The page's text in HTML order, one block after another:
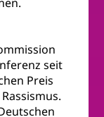
seit
Preis